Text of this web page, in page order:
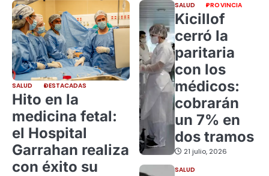
SALUD DESTACADAS
Hito en la
medicina fetal:
el Hospital
Garrahan realiza
con éxito su
SALUD PROVINCIA
Kicillof
cerró la
paritaria
con los
médicos:
cobrarán
un 7% en
dos tramos
21 julio, 2026
SALUD